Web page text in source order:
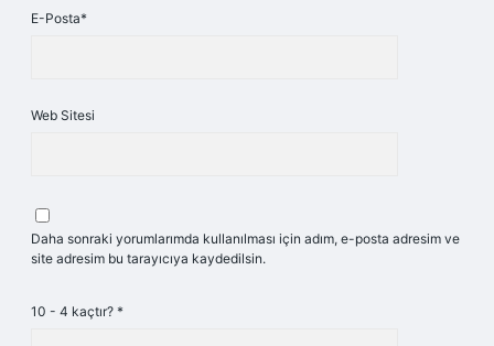
E-Posta*
Web Sitesi
Daha sonraki yorumlarımda kullanılması için adım, e-posta adresim ve
site adresim bu tarayıcıya kaydedilsin.
10 - 4 kaçtır? *